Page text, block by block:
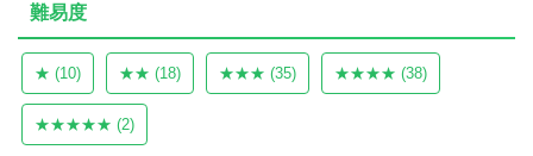
難易度
★ (10) ★★ (18) ★★★ (35) ★★★★ (38)
★★★★★ (2)